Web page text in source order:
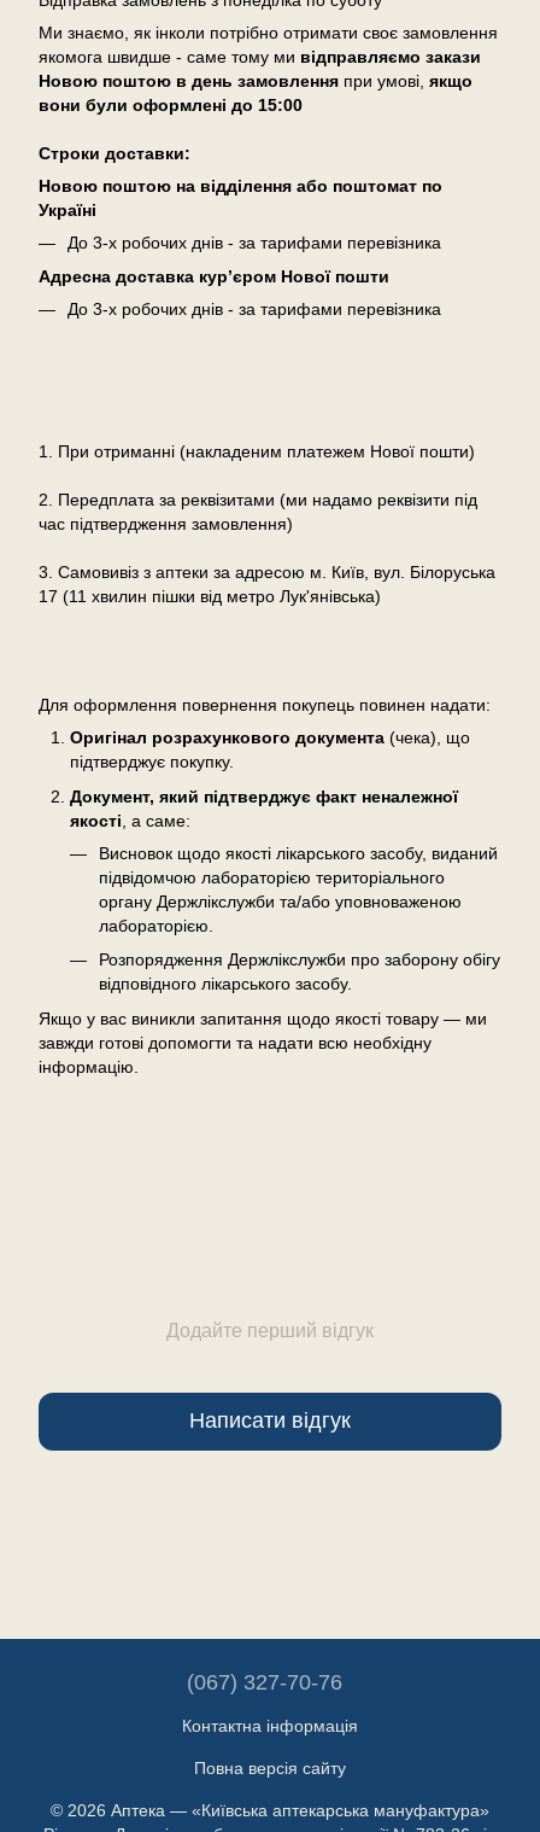
Ми знаємо, як інколи потрібно отримати своє замовлення
якомога швидше - саме тому ми відправляємо закази
Новою поштою в день замовлення при умові, якщо
вони були оформлені до 15:00
Cтроки доставки:
Новою поштою на відділення або поштомат по
Україні
До 3-х робочих днів - за тарифами перевізника
Адресна доставка кур’єром Нової пошти
До 3-х робочих днів - за тарифами перевізника
1. При отриманні (накладеним платежем Нової пошти)
2. Передплата за реквізитами (ми надамо реквізити під
час підтвердження замовлення)
3. Самовивіз з аптеки за адресою м. Київ, вул. Білоруська
17 (11 хвилин пішки від метро Лук'янівська)
Для оформлення повернення покупець повинен надати:
Оригінал розрахункового документа (чека), що
підтверджує покупку.
Документ, який підтверджує факт неналежної
якості , а саме:
Висновок щодо якості лікарського засобу, виданий
підвідомчою лабораторією територіального
органу Держлікслужби та/або уповноваженою
лабораторією.
Розпорядження Держлікслужби про заборону обігу
відповідного лікарського засобу.
Якщо у вас виникли запитання щодо якості товару — ми
завжди готові допомогти та надати всю необхідну
інформацію.
Додайте перший відгук
Написати відгук
(067) 327-70-76
Контактна інформація
Повна версія сайту
© 2026 Аптека — «Київська аптекарська мануфактура»